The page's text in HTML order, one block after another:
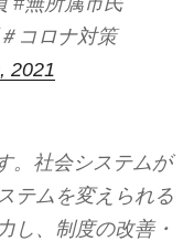
コロナ対策
2021
。社会システムが
テムを変えられる
し、制度の改善・